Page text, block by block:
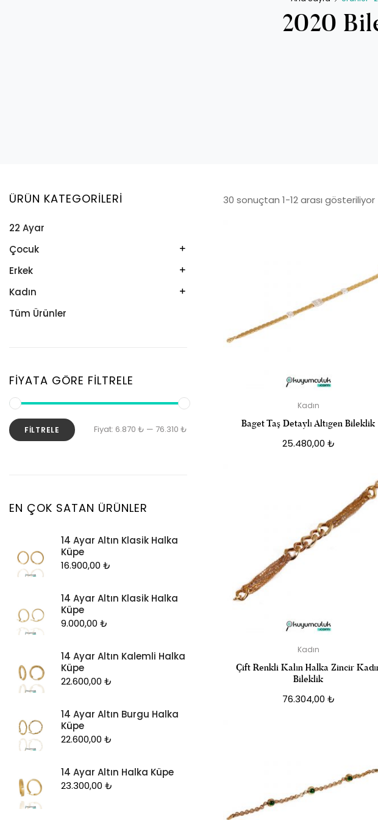
2020
30 sonuçtan 1-12 arası gösteriliyor
Kadın
Baget Taş Detaylı Altıgen Bileklik
25.480,00 ₺
Kadın
Çift Renkli Kalın Halka Zincir
Bileklik
76.304,00 ₺
ÜRÜN KATEGORILERI
22 Ayar
Çocuk
Kelepçe
Kolye
Künye
Erkek
Kelepçe
Künye
Kadın
Bileklik
Küpe
Zincir
Tüm Ürünler
FIYATA GÖRE FILTRELE
FILTRELE Fiyat: 6.870 ₺ — 76.310 ₺
EN ÇOK SATAN ÜRÜNLER
14 Ayar Altın Klasik Halka
Küpe
16.900,00 ₺
14 Ayar Altın Klasik Halka
Küpe
9.000,00 ₺
14 Ayar Altın Kalemli Halka
Küpe
22.600,00 ₺
14 Ayar Altın Burgu Halka
Küpe
22.600,00 ₺
14 Ayar Altın Halka Küpe
23.300,00 ₺